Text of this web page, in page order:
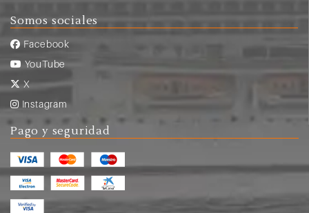
Somos sociales
Facebook
YouTube
X
Instagram
Pago y seguridad